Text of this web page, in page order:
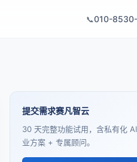
010-
提交需求赛凡智云
30 天完整功能试用，含私有化
业方案 + 专属顾问。